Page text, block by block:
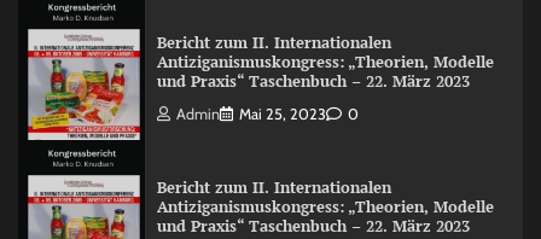
Bericht zum II. Internationalen
Antiziganismuskongress: „Theorien, Modelle
und Praxis“ Taschenbuch – 22. März 2023
Admin Mai 25, 2023 0
Bericht zum II. Internationalen
Antiziganismuskongress: „Theorien, Modelle
und Praxis“ Taschenbuch – 22. März 2023